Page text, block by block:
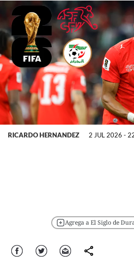
RICARDO HERNANDEZ 2 JUL 2026 -
Agrega a El Siglo de
Facebook Twitter Correo comparte